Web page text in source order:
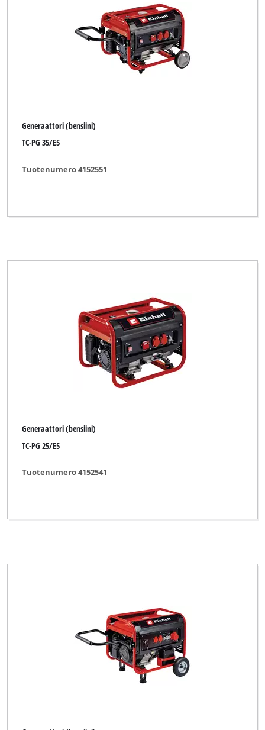
Generaattori (bensiini)
TC-PG 35/E5
Tuotenumero 4152551
Generaattori (bensiini)
TC-PG 25/E5
Tuotenumero 4152541